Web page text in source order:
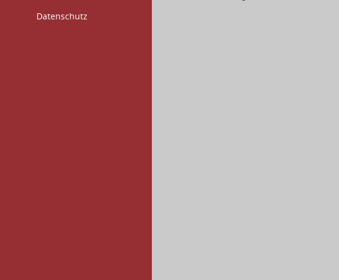
Datenschutz